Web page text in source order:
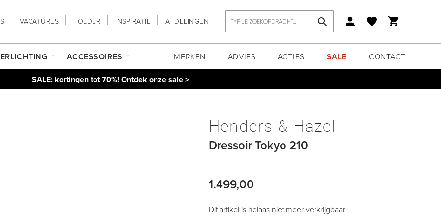
VACATURES FOLDER INSPIRATIE AFDELINGEN
ACCESSOIRES MERKEN ADVIES ACTIES SALE CONTACT
SALE: kortingen tot 70%!Ontdek onze sale >
Henders & Hazel
Dressoir Tokyo 210
1.499,00
Dit artikel is helaas niet meer verkrijgbaar